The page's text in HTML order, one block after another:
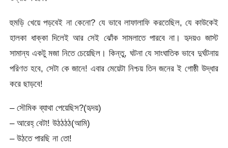
হুমড়ি খেয়ে পড়বেই না কেনো? যে ভাবে লাফালাফি করতেছিল, যে কাউকেই
হালকা ধাক্কা দিলেই আর সেই ঝোঁক সামলাতে পারবে না। হৃদয়ও জাস্ট
সামান্য একটু মজা নিতে চেয়েছিল। কিন্তু, ঘটনা যে সাংঘাতিক ভাবে দুর্ঘটনায়
পরিণত হবে, সেটা কে জানে! এবার মেয়েটা নিশ্চয় তিন জনের ই গোষ্ঠী উদ্ধার
করে ছাড়বে!
– সৌমিক ব্যাথা পেয়েছিস?(হৃদয়)
– আরেহ্ বেটা! উঠঠঠঠ(আমি)
– উঠতে পারছি না তো!